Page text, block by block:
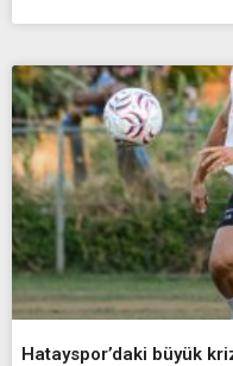
Hatayspor’daki büyük